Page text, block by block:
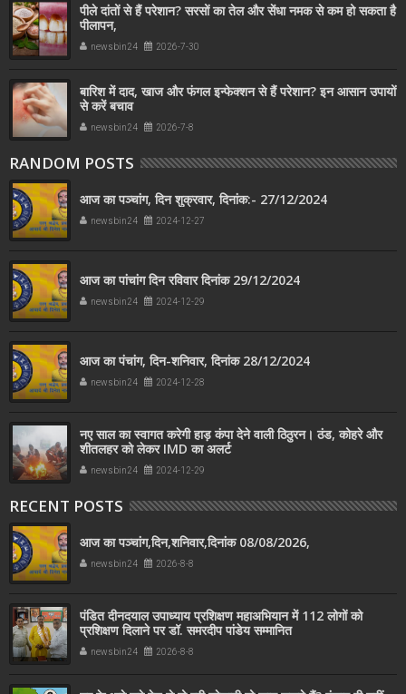
पीले दांतों से हैं परेशान? सरसों का तेल और सेंधा नमक से कम हो सकता है
पीलापन,
newsbin24 2026-7-30
बारिश में दाद, खाज और फंगल इन्फेक्शन से हैं परेशान? इन आसान उपायों
से करें बचाव
newsbin24 2026-7-8
RANDOM POSTS
आज का पञ्चांग, दिन शुक्रवार, दिनांक:- 27/12/2024
newsbin24 2024-12-27
आज का पांचांग दिन रविवार दिनांक 29/12/2024
newsbin24 2024-12-29
आज का पंचांग, दिन-शनिवार, दिनांक 28/12/2024
newsbin24 2024-12-28
नए साल का स्‍वागत करेगी हाड़ कंपा देने वाली ठिठुरन। ठंड, कोहरे और
शीतलहर को लेकर IMD का अलर्ट
newsbin24 2024-12-29
RECENT POSTS
आज का पञ्चांग,दिन,शनिवार,दिनांक 08/08/2026,
newsbin24 2026-8-8
पंडित दीनदयाल उपाध्याय प्रशिक्षण महाअभियान में 112 लोगों को
प्रशिक्षण दिलाने पर डॉ. समरदीप पांडेय सम्मानित
newsbin24 2026-8-8